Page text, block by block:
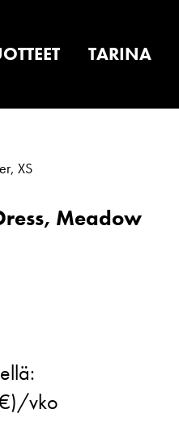
TARINA
XS
Meadow
vko